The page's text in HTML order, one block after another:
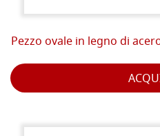
Pezzo ovale in legno di